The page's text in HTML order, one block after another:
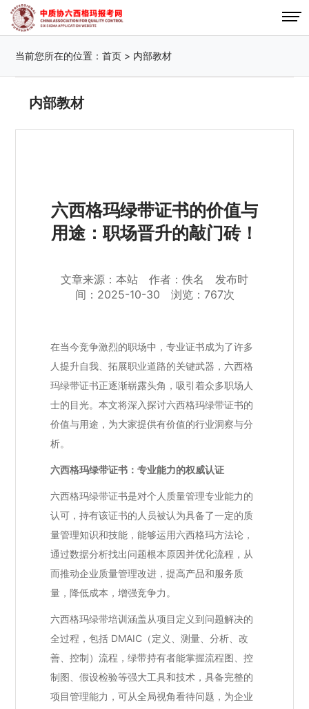
当前您所在的位置：首页 > 内部教材
内部教材
六西格玛绿带证书的价值与
用途：职场晋升的敲门砖！
文章来源：本站 作者：佚名 发布时
间：2025-10-30 浏览：767次
在当今竞争激烈的职场中，专业证书成为了许多
人提升自我、拓展职业道路的关键武器，六西格
玛绿带证书正逐渐崭露头角，吸引着众多职场人
士的目光。本文将深入探讨六西格玛绿带证书的
价值与用途，为大家提供有价值的行业洞察与分
析。
六西格玛绿带证书：专业能力的权威认证
六西格玛绿带证书是对个人质量管理专业能力的
认可，持有该证书的人员被认为具备了一定的质
量管理知识和技能，能够运用六西格玛方法论，
通过数据分析找出问题根本原因并优化流程，从
而推动企业质量管理改进，提高产品和服务质
量，降低成本，增强竞争力。
六西格玛绿带培训涵盖从项目定义到问题解决的
全过程，包括 DMAIC（定义、测量、分析、改
善、控制）流程，绿带持有者能掌握流程图、控
制图、假设检验等强大工具和技术，具备完整的
项目管理能力，可从全局视角看待问题，为企业